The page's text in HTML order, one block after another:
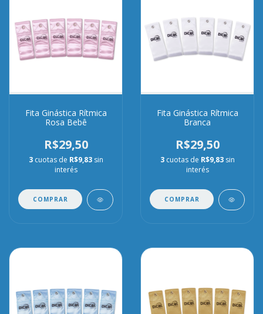
Fita Ginástica Rítmica
Rosa Bebê
R$29,50
3 cuotas de R$9,83 sin
interés
COMPRAR
Fita Ginástica Rítmica
Branca
R$29,50
3 cuotas de R$9,83 sin
interés
COMPRAR